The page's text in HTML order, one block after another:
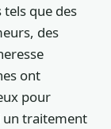
que des
des
ont
pour
un traitement